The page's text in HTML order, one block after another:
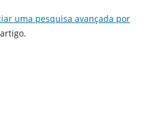
uma pesquisa avançada por